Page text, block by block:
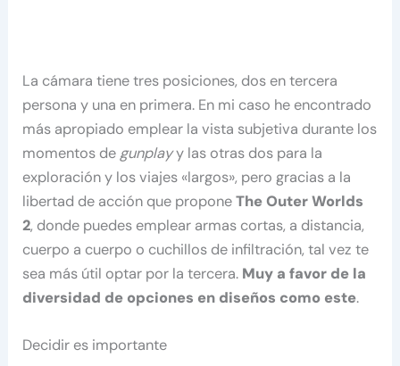
La cámara tiene tres posiciones, dos en tercera
persona y una en primera. En mi caso he encontrado
más apropiado emplear la vista subjetiva durante los
momentos de gunplayy las otras dos para la
exploración y los viajes «largos», pero gracias a la
libertad de acción que proponeThe Outer Worlds
2, donde puedes emplear armas cortas, a distancia,
cuerpo a cuerpo o cuchillos de infiltración, tal vez te
sea más útil optar por la tercera. Muy a favor de la
diversidad de opciones en diseños como este.
Decidir es importante